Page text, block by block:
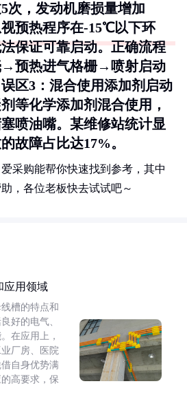
次，发动机磨损量增加
预热程序在-15℃以下环
保证可靠启动。正确流程
→预热进气格栅→喷射启动
误区3：混合使用添加剂 启动
等化学添加剂混合使用，
喷油嘴。某维修站统计显
故障占比达17%。
采购能帮你快速找到参考，其中
，各位老板快去试试吧～
应用领域
槽的特点和
好的电气、
在应用上，
厂房、医院
自身优势满
高要求，保